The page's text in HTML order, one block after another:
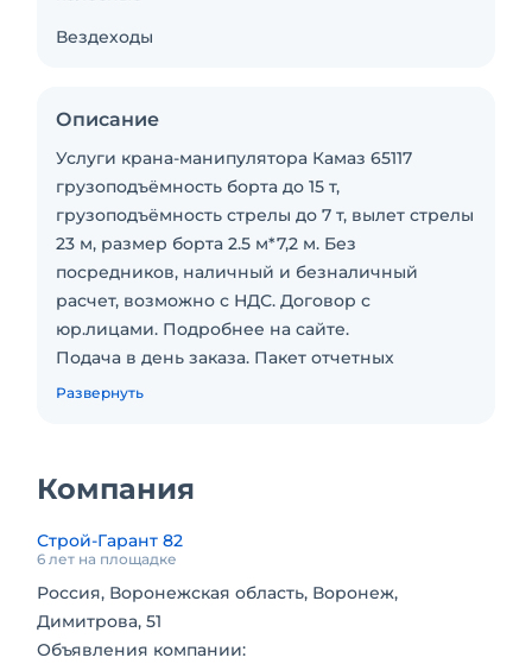
Вездеходы
Описание
Услуги крана-манипулятора Камаз 65117
грузоподъёмность борта до 15 т,
грузоподъёмность стрелы до 7 т, вылет стрелы
23 м, размер борта 2.5 м*7,2 м. Без
посредников, наличный и безналичный
расчет, возможно с НДС. Договор с
юр.лицами. Подробнее на сайте.
Подача в день заказа. Пакет отчетных
документов. С оператором. Топливо включено
Развернуть
Компания
Строй-Гарант 82
6 лет на площадке
Россия, Воронежская область, Воронеж,
Димитрова, 51
Объявления компании: